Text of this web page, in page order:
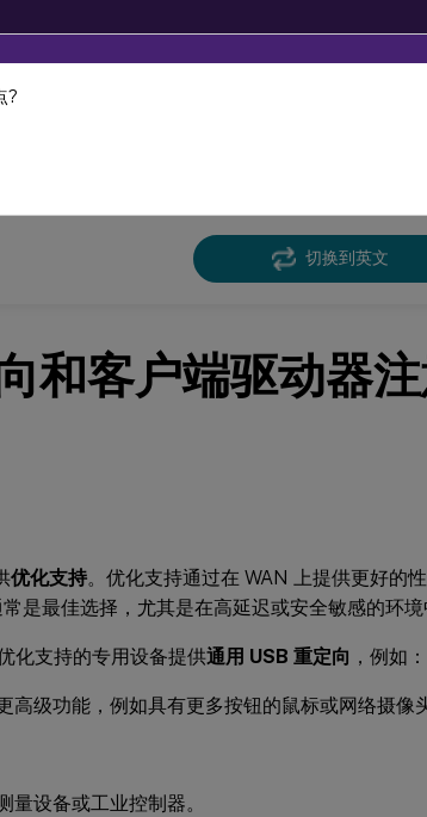
切换到英文
和客户端驱动器
优化支持。优化支持通过在 WAN 上提供更好的
是最佳选择，尤其是在高延迟或安全敏感的环境
化支持的专用设备提供通用 USB 重定向 ，例如：
级功能，例如具有更多按钮的鼠标或网络摄像头
设备或工业控制器。
?